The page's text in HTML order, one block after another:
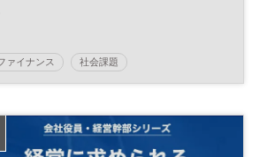
ァイナンス 社会課題
ステナブル SDGs